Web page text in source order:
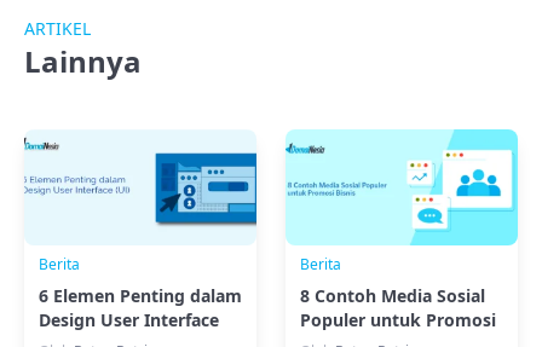
ARTIKEL
Lainnya
Berita
6 Elemen Penting dalam
Design User Interface
Berita
8 Contoh Media Sosial
Populer untuk Promosi